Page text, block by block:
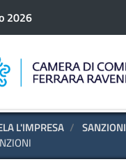
principale
2026
L'IMPRESA
SANZIONI